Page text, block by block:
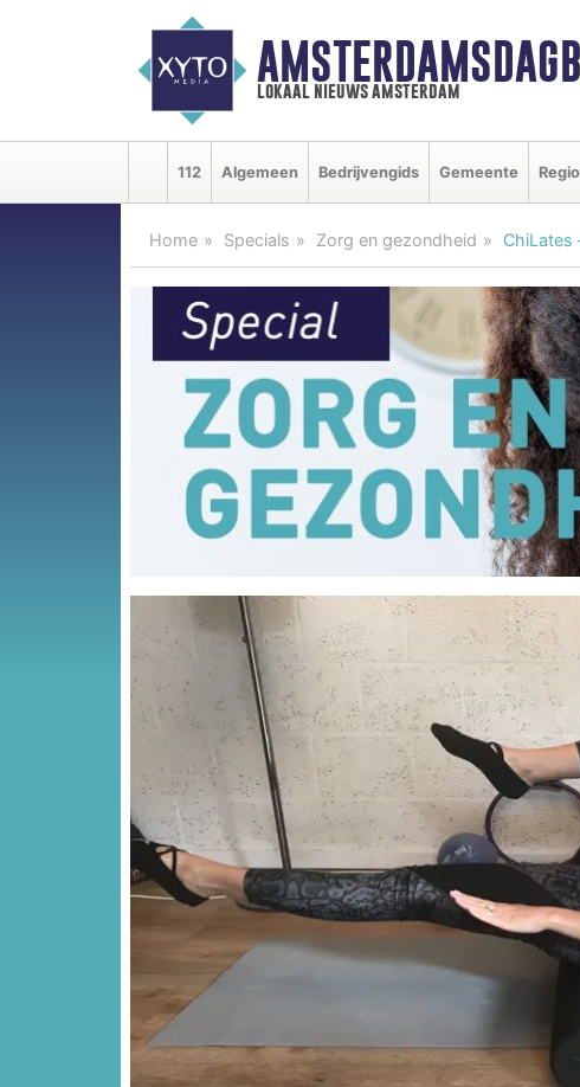
lokaal nieuws amsterdam
112 Algemeen Bedrijvengids Gemeente
Home Specials Zorg en gezondheid ChiLates